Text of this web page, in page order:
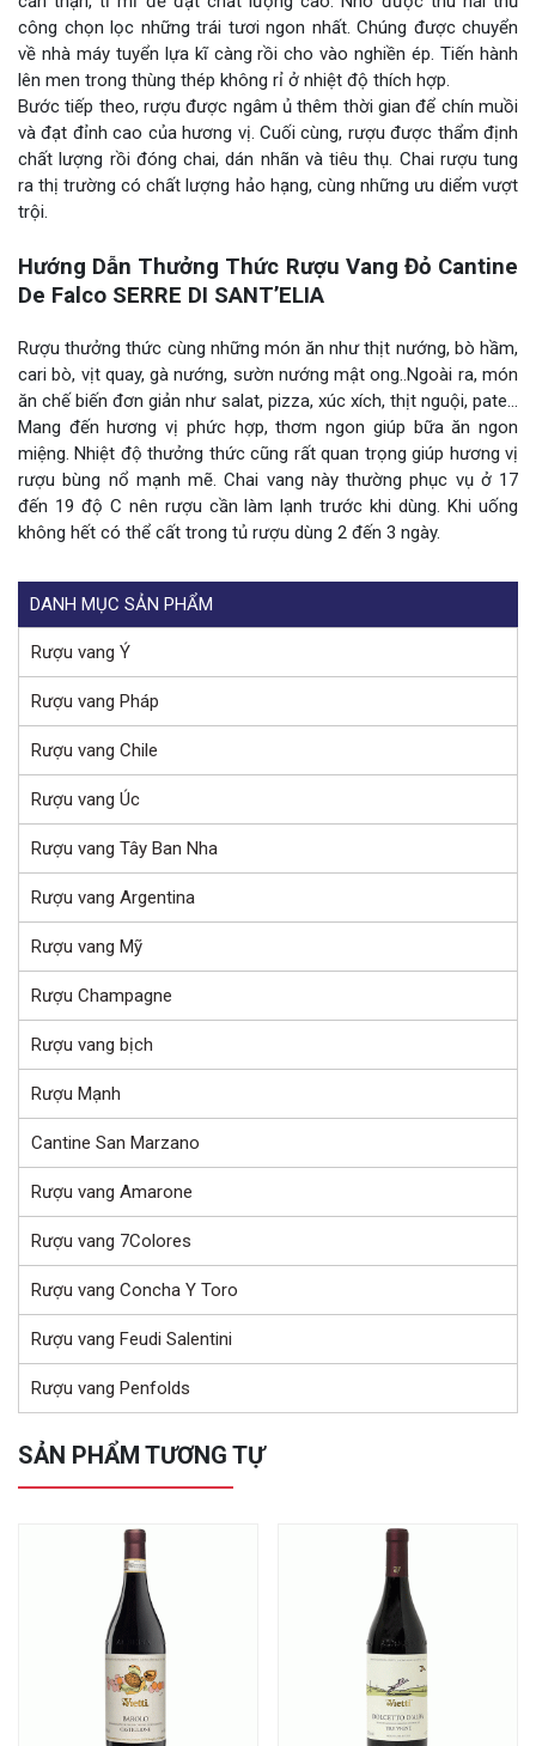
công chọn lọc những trái tươi ngon nhất. Chúng được chuyển
về nhà máy tuyển lựa kĩ càng rồi cho vào nghiền ép. Tiến hành
lên men trong thùng thép không rỉ ở nhiệt độ thích hợp.
Bước tiếp theo, rượu được ngâm ủ thêm thời gian để chín muồi
và đạt đỉnh cao của hương vị. Cuối cùng, rượu được thẩm định
chất lượng rồi đóng chai, dán nhãn và tiêu thụ. Chai rượu tung
ra thị trường có chất lượng hảo hạng, cùng những ưu diểm vượt
trội.
Hướng Dẫn Thưởng Thức Rượu Vang Đỏ Cantine
De Falco SERRE DI SANT’ELIA
Rượu thưởng thức cùng những món ăn như thịt nướng, bò hầm,
cari bò, vịt quay, gà nướng, sườn nướng mật ong..Ngoài ra, món
ăn chế biến đơn giản như salat, pizza, xúc xích, thịt nguội, pate…
Mang đến hương vị phức hợp, thơm ngon giúp bữa ăn ngon
miệng. Nhiệt độ thưởng thức cũng rất quan trọng giúp hương vị
rượu bùng nổ mạnh mẽ. Chai vang này thường phục vụ ở 17
đến 19 độ C nên rượu cần làm lạnh trước khi dùng. Khi uống
không hết có thể cất trong tủ rượu dùng 2 đến 3 ngày.
DANH MỤC SẢN PHẨM
Rượu vang Ý
Rượu vang Pháp
Rượu vang Chile
Rượu vang Úc
Rượu vang Tây Ban Nha
Rượu vang Argentina
Rượu vang Mỹ
Rượu Champagne
Rượu vang bịch
Rượu Mạnh
Cantine San Marzano
Rượu vang Amarone
Rượu vang 7Colores
Rượu vang Concha Y Toro
Rượu vang Feudi Salentini
Rượu vang Penfolds
SẢN PHẨM TƯƠNG TỰ